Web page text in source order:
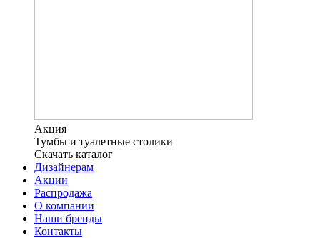
Акция
Тумбы и туалетные столики
Скачать каталог
Дизайнерам
Акции
Распродажа
О компании
Наши бренды
Контакты